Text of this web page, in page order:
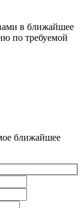
в ближайшее
по требуемой
ближайшее